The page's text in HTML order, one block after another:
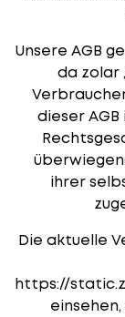
Unsere AGB
da zolar
dieser
ihrer
Die aktuelle
https://